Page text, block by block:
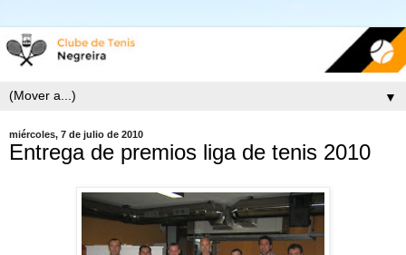
▼
miércoles, 7 de julio de 2010
Entrega de premios liga de tenis 2010